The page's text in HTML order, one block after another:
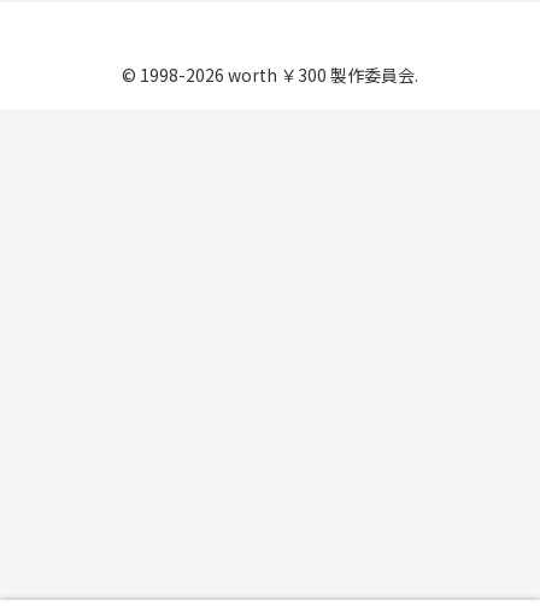
© 1998-2026 worth ￥300 製作委員会.